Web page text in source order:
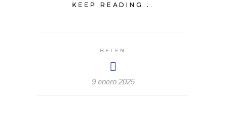
KEEP READING...
BELEN
9 enero 2025